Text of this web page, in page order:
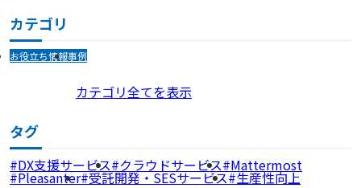
カテゴリ
お役立ち情報事例
カテゴリ全てを表示
タグ
DX支援サービス クラウドサービス Mattermost
Pleasanter 受託開発・SESサービス 生産性向上